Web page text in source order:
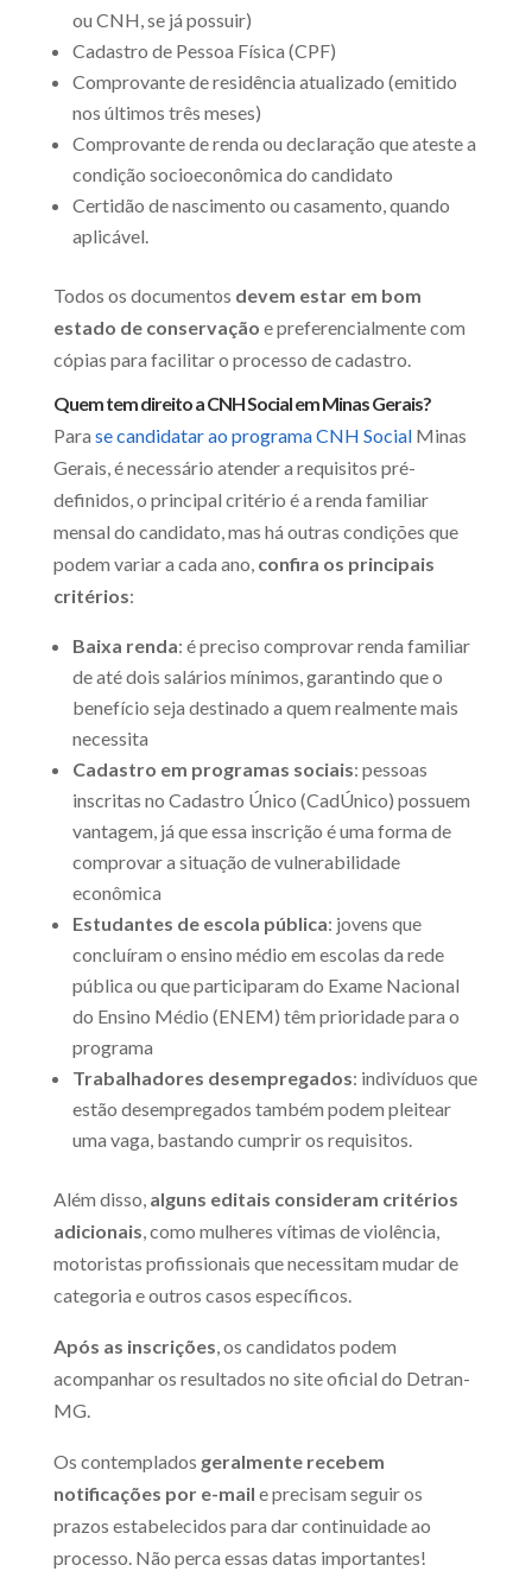
ou CNH, se já possuir)
Cadastro de Pessoa Física (CPF)
Comprovante de residência atualizado (emitido
nos últimos três meses)
Comprovante de renda ou declaração que ateste a
condição socioeconômica do candidato
Certidão de nascimento ou casamento, quando
aplicável.
Todos os documentos devem estar em bom
estado de conservação e preferencialmente com
cópias para facilitar o processo de cadastro.
Quem tem direito a CNH Social em Minas Gerais?
Para se candidatar ao programa CNH SocialMinas
Gerais, é necessário atender a requisitos pré-
definidos, o principal critério é a renda familiar
mensal do candidato, mas há outras condições que
podem variar a cada ano, confira os principais
critérios:
Baixa renda: é preciso comprovar renda familiar
de até dois salários mínimos, garantindo que o
benefício seja destinado a quem realmente mais
necessita
Cadastro em programas sociais: pessoas
inscritas no Cadastro Único (CadÚnico) possuem
vantagem, já que essa inscrição é uma forma de
comprovar a situação de vulnerabilidade
econômica
Estudantes de escola pública: jovens que
concluíram o ensino médio em escolas da rede
pública ou que participaram do Exame Nacional
do Ensino Médio (ENEM) têm prioridade para o
programa
Trabalhadores desempregados: indivíduos que
estão desempregados também podem pleitear
uma vaga, bastando cumprir os requisitos.
Além disso, alguns editais consideram critérios
adicionais, como mulheres vítimas de violência,
motoristas profissionais que necessitam mudar de
categoria e outros casos específicos.
Após as inscrições, os candidatos podem
acompanhar os resultados no site oficial do Detran-
MG.
Os contemplados geralmente recebem
notificações por e-mail e precisam seguir os
prazos estabelecidos para dar continuidade ao
processo. Não perca essas datas importantes!